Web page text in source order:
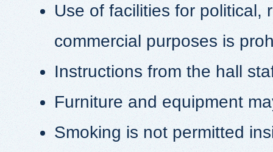
Use of facilities for political,
commercial purposes is
Instructions from the hall
Furniture and equipment
Smoking is not permitted